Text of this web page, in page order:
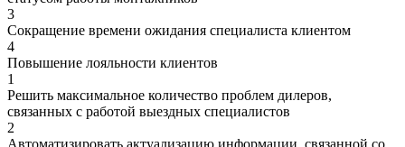
3
Сокращение времени ожидания специалиста клиентом
4
Повышение лояльности клиентов
1
Решить максимальное количество проблем дилеров,
связанных с работой выездных специалистов
2